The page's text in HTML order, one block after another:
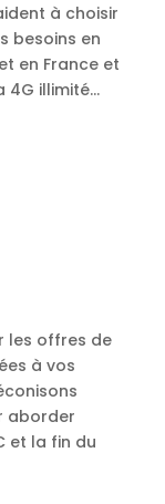
à choisir
besoins en
en France et
4G illimité…
les offres de
à vos
aborder
et la fin du